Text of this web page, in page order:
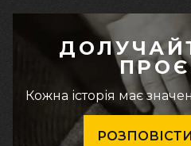
Кожна історія має